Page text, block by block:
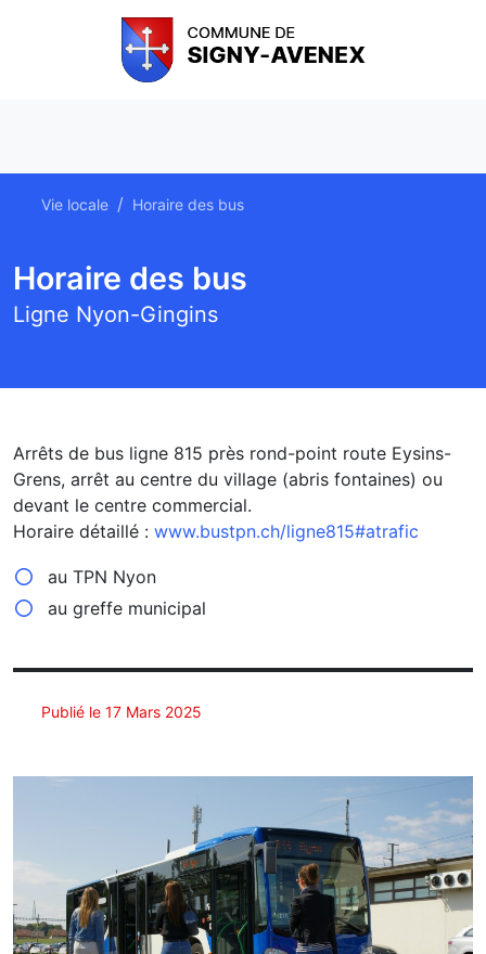
Vie locale Horaire des bus
Horaire des bus
Ligne Nyon-Gingins
Arrêts de bus ligne 815 près rond-point route Eysins-
Grens, arrêt au centre du village (abris fontaines) ou
devant le centre commercial.
Horaire détaillé : www.bustpn.ch/ligne815#atrafic
au TPN Nyon
au greffe municipal
Publié le 17 Mars 2025